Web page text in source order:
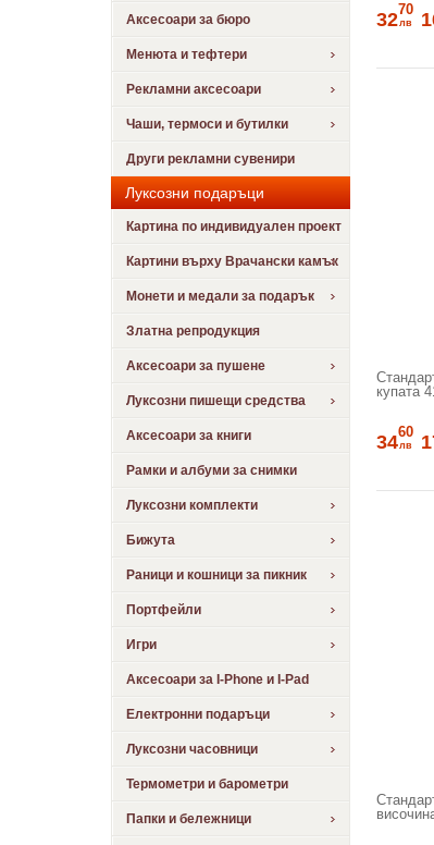
Аксесоари за бюро
Менюта и тефтери
Рекламни аксесоари
Чаши, термоси и бутилки
Други рекламни сувенири
Луксозни подаръци
Картина по индивидуален проект
Картини върху Врачански камък
Монети и медали за подарък
Златна репродукция
Аксесоари за пушене
Луксозни пишещи средства
Аксесоари за книги
Рамки и албуми за снимки
Луксозни комплекти
Бижута
Раници и кошници за пикник
Портфейли
Игри
Аксесоари за I-Phone и I-Pad
Електронни подаръци
Луксозни часовници
Термометри и барометри
Папки и бележници
3270
лв
купата
3460
лв